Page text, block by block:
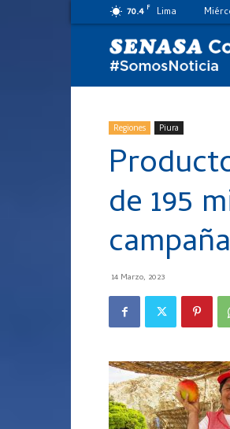
70.4 F Lima
Regiones Piura
de 195
14 Marzo, 2023